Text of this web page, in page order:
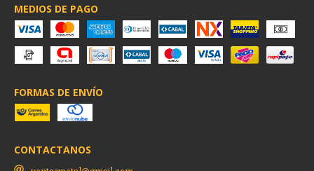
MEDIOS DE PAGO
FORMAS DE ENVÍO
CONTACTANOS